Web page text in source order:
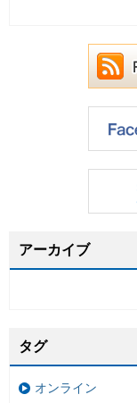
アーカイブ
タグ
オンライン